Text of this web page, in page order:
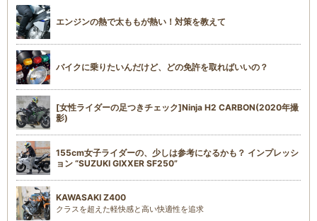
エンジンの熱で太ももが熱い！対策を教えて
バイクに乗りたいんだけど、どの免許を取ればいいの？
[女性ライダーの足つきチェック]Ninja H2 CARBON(2020年撮
影)
155cm女子ライダーの、少しは参考になるかも？ インプレッシ
ョン “SUZUKI GIXXER SF250”
KAWASAKI Z400
クラスを超えた軽快感と高い快適性を追求